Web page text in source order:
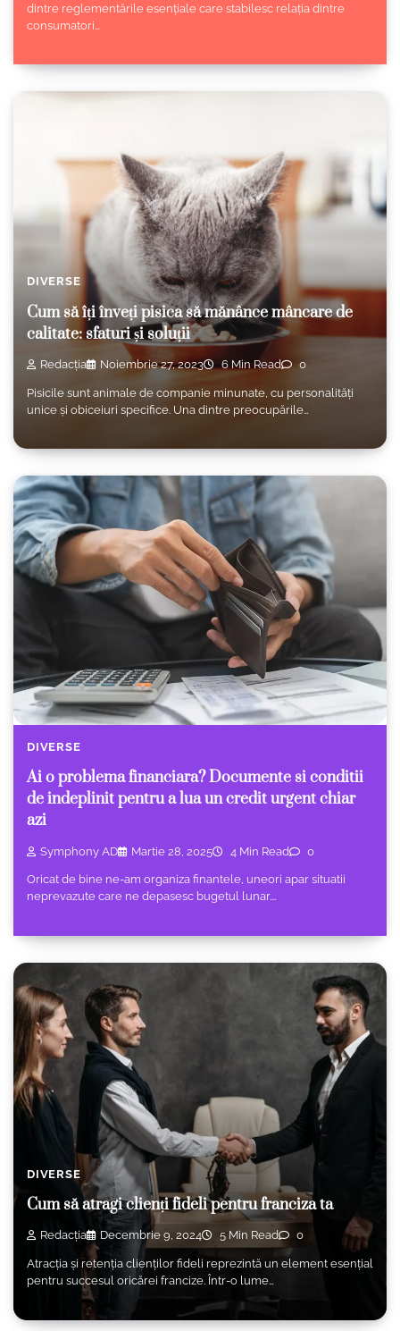
dintre reglementările esențiale care stabilesc relația dintre
consumatori…
DIVERSE
Cum să îți înveți pisica să mănânce mâncare de
calitate: sfaturi și soluții
Redacția Noiembrie 27, 2023 6 Min Read 0
Pisicile sunt animale de companie minunate, cu personalități
unice și obiceiuri specifice. Una dintre preocupările…
DIVERSE
Ai o problema financiara? Documente si conditii
de indeplinit pentru a lua un credit urgent chiar
azi
Symphony AD Martie 28, 2025 4 Min Read 0
Oricat de bine ne-am organiza finantele, uneori apar situatii
neprevazute care ne depasesc bugetul lunar.…
DIVERSE
Cum să atragi clienți fideli pentru franciza ta
Redacția Decembrie 9, 2024 5 Min Read 0
Atracția și retenția clienților fideli reprezintă un element esențial
pentru succesul oricărei francize. Într-o lume…